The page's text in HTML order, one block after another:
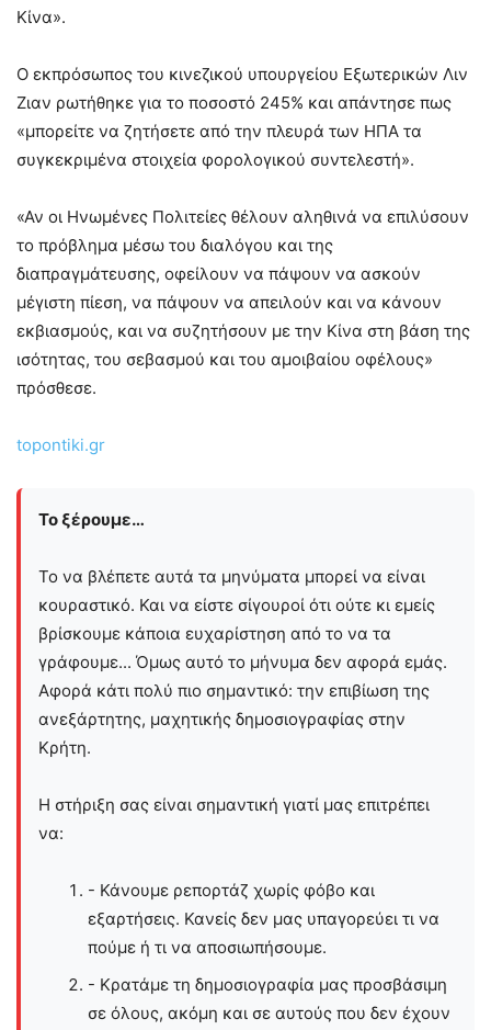
Κίνα».
Ο εκπρόσωπος του κινεζικού υπουργείου Εξωτερικών Λιν
Ζιαν ρωτήθηκε για το ποσοστό 245% και απάντησε πως
«μπορείτε να ζητήσετε από την πλευρά των ΗΠΑ τα
συγκεκριμένα στοιχεία φορολογικού συντελεστή».
«Αν οι Ηνωμένες Πολιτείες θέλουν αληθινά να επιλύσουν
το πρόβλημα μέσω του διαλόγου και της
διαπραγμάτευσης, οφείλουν να πάψουν να ασκούν
μέγιστη πίεση, να πάψουν να απειλούν και να κάνουν
εκβιασμούς, και να συζητήσουν με την Κίνα στη βάση της
ισότητας, του σεβασμού και του αμοιβαίου οφέλους»
πρόσθεσε.
topontiki.gr
Το ξέρουμε…
Το να βλέπετε αυτά τα μηνύματα μπορεί να είναι
κουραστικό. Και να είστε σίγουροί ότι ούτε κι εμείς
βρίσκουμε κάποια ευχαρίστηση από το να τα
γράφουμε... Όμως αυτό το μήνυμα δεν αφορά εμάς.
Αφορά κάτι πολύ πιο σημαντικό: την επιβίωση της
ανεξάρτητης, μαχητικής δημοσιογραφίας στην
Kρήτη.
Η στήριξη σας είναι σημαντική γιατί μας επιτρέπει
να:
- Κάνουμε ρεπορτάζ χωρίς φόβο και
εξαρτήσεις. Κανείς δεν μας υπαγορεύει τι να
πούμε ή τι να αποσιωπήσουμε.
- Κρατάμε τη δημοσιογραφία μας προσβάσιμη
σε όλους, ακόμη και σε αυτούς που δεν έχουν